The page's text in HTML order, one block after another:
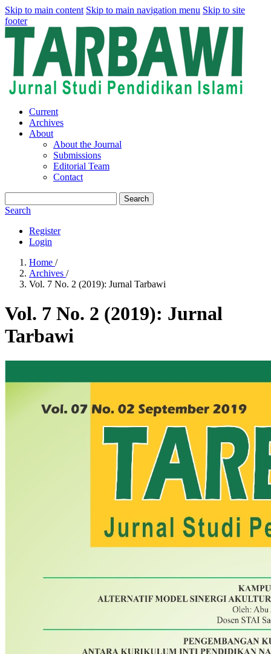
Skip to main content Skip to main navigation menu Skip to site
footer
Current
Archives
About
About the Journal
Submissions
Editorial Team
Contact
Search
Search
Register
Login
Home /
Archives /
Vol. 7 No. 2 (2019): Jurnal Tarbawi
Vol. 7 No. 2 (2019): Jurnal
Tarbawi